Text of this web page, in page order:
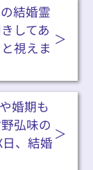
結婚霊
してあ
視えま
婚期も
弘味の
、結婚